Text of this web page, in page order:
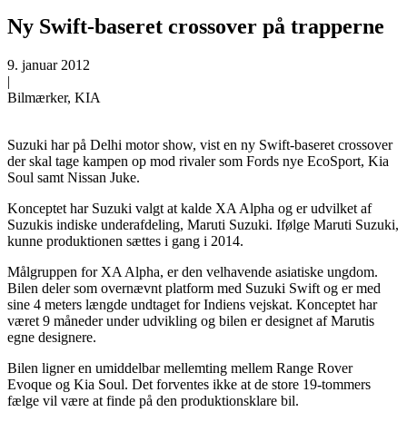
Ny Swift-baseret crossover på trapperne
9. januar 2012
|
Bilmærker, KIA
Suzuki har på Delhi motor show, vist en ny Swift-baseret crossover
der skal tage kampen op mod rivaler som Fords nye EcoSport, Kia
Soul samt Nissan Juke.
Konceptet har Suzuki valgt at kalde XA Alpha og er udvilket af
Suzukis indiske underafdeling, Maruti Suzuki. Ifølge Maruti Suzuki,
kunne produktionen sættes i gang i 2014.
Målgruppen for XA Alpha, er den velhavende asiatiske ungdom.
Bilen deler som overnævnt platform med Suzuki Swift og er med
sine 4 meters længde undtaget for Indiens vejskat. Konceptet har
været 9 måneder under udvikling og bilen er designet af Marutis
egne designere.
Bilen ligner en umiddelbar mellemting mellem Range Rover
Evoque og Kia Soul. Det forventes ikke at de store 19-tommers
fælge vil være at finde på den produktionsklare bil.